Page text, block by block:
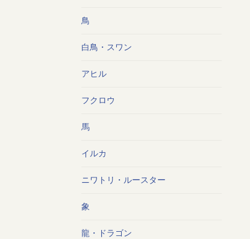
鳥
白鳥・スワン
アヒル
フクロウ
馬
イルカ
ニワトリ・ルースター
象
龍・ドラゴン